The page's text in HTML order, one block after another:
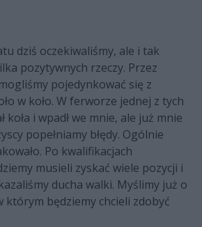
dziś oczekiwaliśmy, ale i tak
pozytywnych rzeczy. Przez
pojedynkować się z
w koło. W ferworze jednej z tych
koła i wpadł we mnie, ale już mnie
popełniamy błędy. Ogólnie
Po kwalifikacjach
musieli zyskać wiele pozycji i
ducha walki. Myślimy już o
którym będziemy chcieli zdobyć